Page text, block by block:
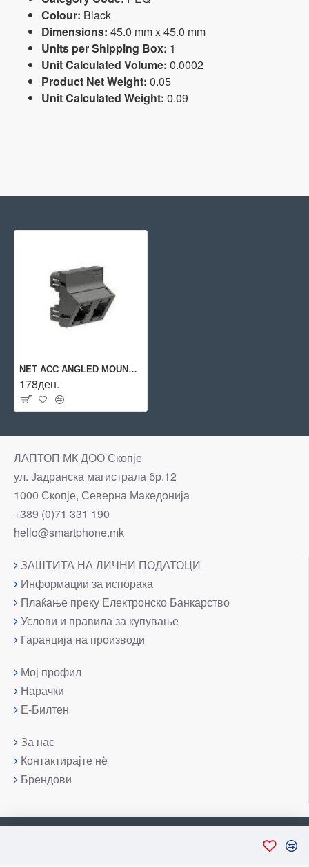
Colour: Black
Dimensions: 45.0 mm x 45.0 mm
Units per Shipping Box: 1
Unit Calculated Volume: 0.0002
Product Net Weight: 0.05
Unit Calculated Weight: 0.09
NET ACC ANGLED MOUNTING PLATE/45X45 2X1P BLACK R313331 R&M
178ден.
ЛАПТОП МК ДОО Скопје
ул. Јадранска магистрала бр.12
1000 Скопје, Северна Македонија
+389 (0)71 331 190
hello@smartphone.mk
ЗАШТИТА НА ЛИЧНИ ПОДАТОЦИ
Информации за испорака
Плаќање преку Електронско Банкарство
Услови и правила за купување
Гаранција на производи
Мој профил
Нарачки
Е-Билтен
За нас
Контактирајте нè
Брендови